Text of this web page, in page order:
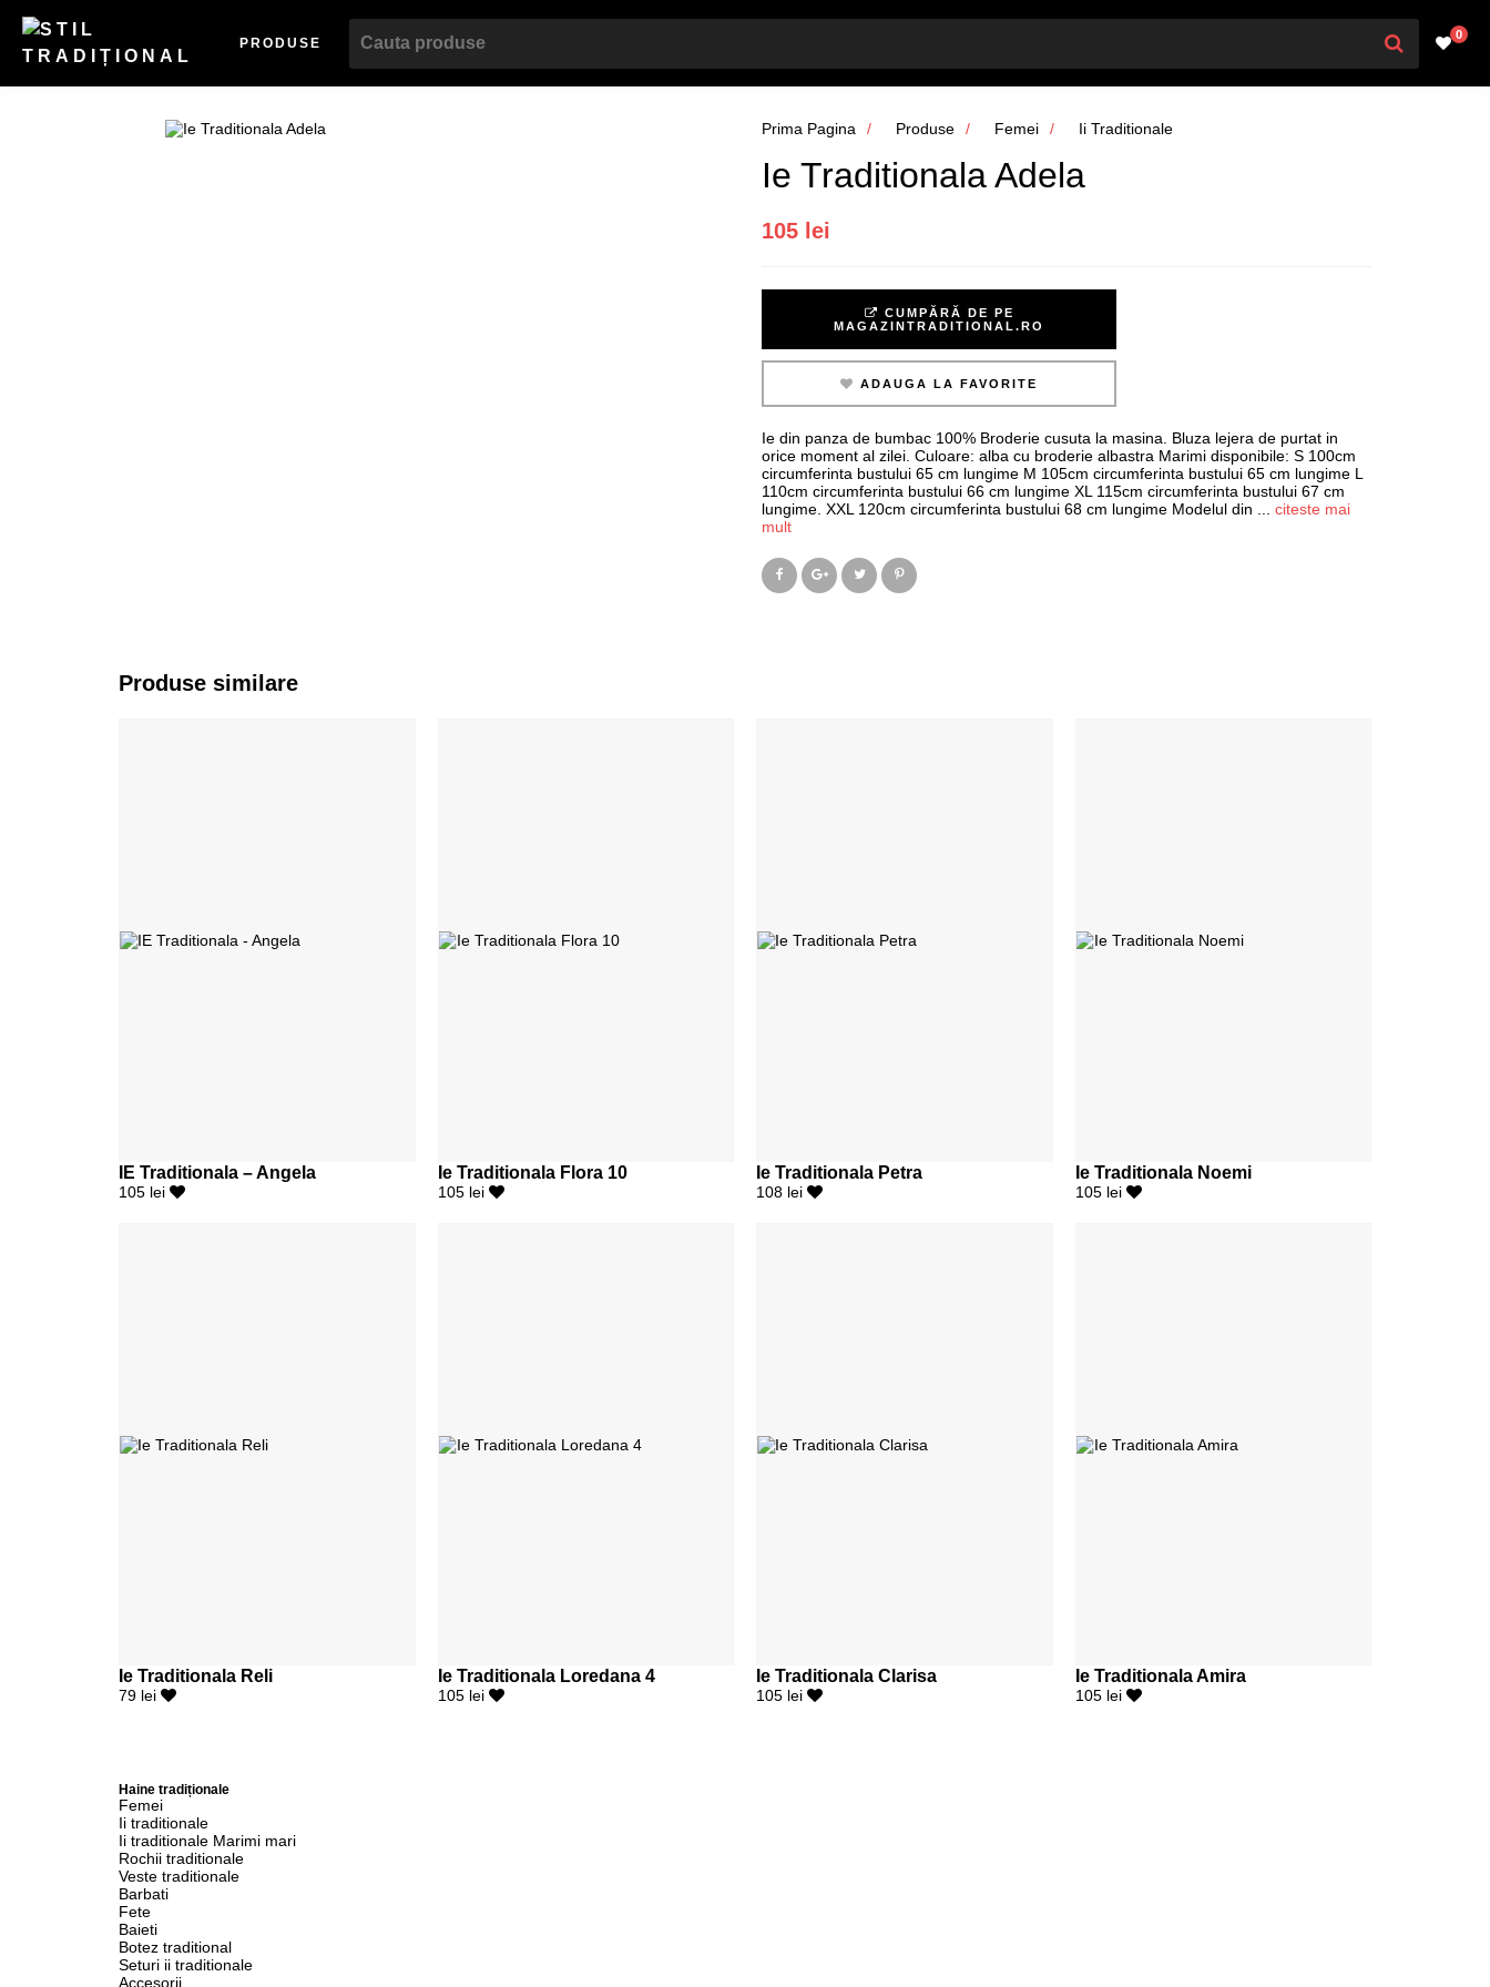
PRODUSE
0
Prima Pagina Produse Femei Ii Traditionale
Ie Traditionala Adela
105 lei
CUMPĂRĂ DE PE
MAGAZINTRADITIONAL.RO
ADAUGA LA FAVORITE
Ie din panza de bumbac 100% Broderie cusuta la masina. Bluza lejera de purtat in
orice moment al zilei. Culoare: alba cu broderie albastra Marimi disponibile: S 100cm
circumferinta bustului 65 cm lungime M 105cm circumferinta bustului 65 cm lungime L
110cm circumferinta bustului 66 cm lungime XL 115cm circumferinta bustului 67 cm
lungime. XXL 120cm circumferinta bustului 68 cm lungime Modelul din
citeste mai
mult
Produse similare
IE Traditionala – Angela
105 lei
Ie Traditionala Flora 10
105 lei
Ie Traditionala Petra
108 lei
Ie Traditionala Noemi
105 lei
Ie Traditionala Reli
79 lei
Ie Traditionala Loredana 4
105 lei
Ie Traditionala Clarisa
105 lei
Ie Traditionala Amira
105 lei
Haine tradiționale
Femei
Ii traditionale
Ii traditionale Marimi mari
Rochii traditionale
Veste traditionale
Barbati
Fete
Baieti
Botez traditional
Seturi ii traditionale
Accesorii